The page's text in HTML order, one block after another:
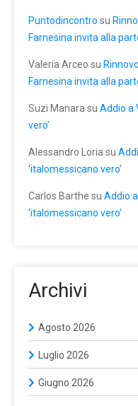
Puntodincontro su
Farnesina invita alla
Valeria Arceo su
Farnesina invita alla
Suzi Manara su Addio a
vero’
Alessandro Loria su
‘italomessicano vero’
Carlos Barthe su Addio
‘italomessicano vero’
Archivi
Agosto 2026
Luglio 2026
Giugno 2026